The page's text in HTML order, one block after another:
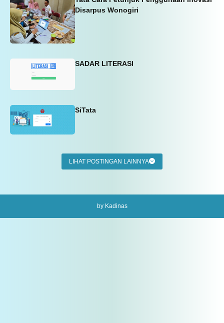
Disarpus Wonogiri
SADAR LITERASI
SiTata
LIHAT POSTINGAN LAINNYA
by Kadinas